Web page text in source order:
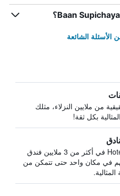
الشائعة
من ملايين النزلاء، مثلك
بكل ثقة!
يبحث HotelsCombined في أكثر من 3 ملايين فندق
في مكان واحد حتى تتمكن من